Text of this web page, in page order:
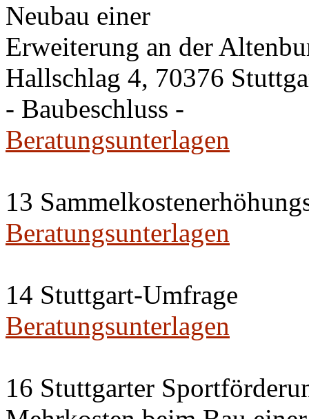
Neubau einer
Erweiterung an der
Hallschlag 4, 70376
- Baubeschluss -
Beratungsunterlagen
13
Beratungsunterlagen
14 Stuttgart-Umfrage
Beratungsunterlagen
16 Stuttgarter